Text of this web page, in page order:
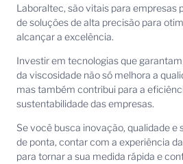
Laboraltec, são vitais para empresas
de soluções de alta precisão para
alcançar a excelência.
Investir em tecnologias que
da viscosidade não só melhora a
mas também contribui para a
sustentabilidade das empresas.
Se você busca inovação, qualidade e
de ponta, contar com a experiência
para tornar a sua medida rápida e